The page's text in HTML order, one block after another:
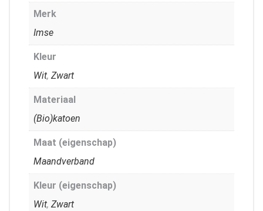
Merk
Imse
Kleur
Wit, Zwart
Materiaal
(Bio)katoen
Maat (eigenschap)
Maandverband
Kleur (eigenschap)
Wit, Zwart